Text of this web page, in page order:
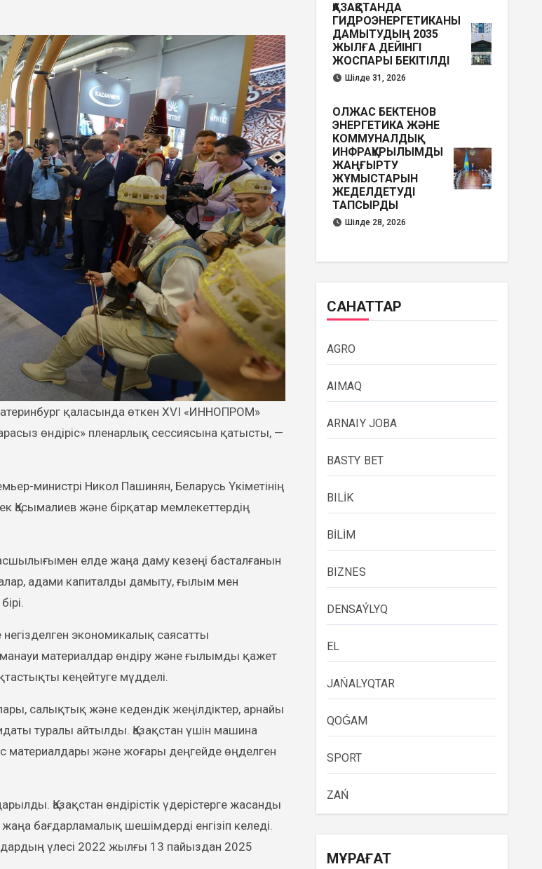
өндіріс» пленарлық сессиясына қатысты, —
министрі Никол Пашинян, Беларусь Үкіметінің
Қасымалиев және бірқатар мемлекеттердің
елде жаңа даму кезеңі басталғанын
адами капиталды дамыту, ғылым мен
негізделген экономикалық саясатты
материалдар өндіру және ғылымды қажет
кеңейтуге мүдделі.
салықтық және кедендік жеңілдіктер, арнайы
туралы айтылды. Қазақстан үшін машина
материалдары және жоғары деңгейде өңделген
Қазақстан өндірістік үдерістерге жасанды
бағдарламалық шешімдерді енгізіп келеді.
үлесі 2022 жылғы 13 пайыздан 2025
ҚАЗАҚСТАНДА
ГИДРОЭНЕРГЕТИКАНЫ
ДАМЫТУДЫҢ 2035
ЖЫЛҒА ДЕЙІНГІ
ЖОСПАРЫ БЕКІТІЛДІ
Шілде 31, 2026
ОЛЖАС БЕКТЕНОВ
ЭНЕРГЕТИКА ЖӘНЕ
КОММУНАЛДЫҚ
ИНФРАҚҰРЫЛЫМДЫ
ЖАҢҒЫРТУ
ЖҰМЫСТАРЫН
ЖЕДЕЛДЕТУДІ
ТАПСЫРДЫ
Шілде 28, 2026
САНАТТАР
AGRO
AIMAQ
ARNAIY JOBA
BASTY BET
BILİK
BİLİM
BIZNES
DENSAÝLYQ
EL
JAŃALYQTAR
QOǴAM
SPORT
ZAŃ
МҰРАҒАТ